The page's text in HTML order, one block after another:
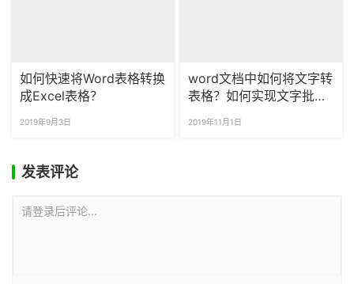
如何快速将Word表格转换
成Excel表格？
2019年9月3日
word文档中如何将文字转
表格？如何实现文字批量
2019年11月1日
发表评论
请登录后评论...